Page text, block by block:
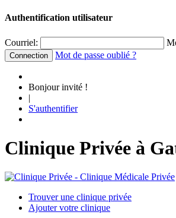
Authentification utilisateur
Courriel:
Mot de passe oublié ?
Bonjour invité !
|
S'authentifier
Clinique Privée à
Trouver une clinique privée
Ajouter votre clinique